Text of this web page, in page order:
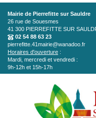
Aller au contenu principal
Mairie de Pierrefitte sur Sauldre
26 rue de Souesmes
41 300 PIERREFITTE SUR
02 54 88 63 23
pierrefitte.41mairie@wanadoo.fr
Horaires d'ouverture :
Mardi, mercredi et vendredi :
9h-12h et 15h-17h